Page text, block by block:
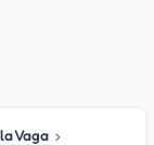
Vaga ›